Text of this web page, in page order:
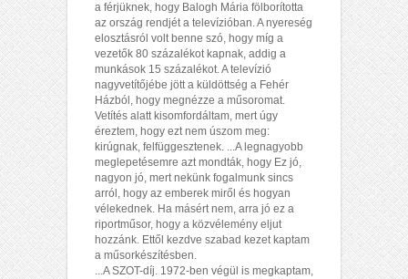
a férjüknek, hogy Balogh Mária fölborította
az ország rendjét a televízióban. A nyereség
elosztásról volt benne szó, hogy míg a
vezetők 80 százalékot kapnak, addig a
munkások 15 százalékot. A televízió
nagyvetítőjébe jött a küldöttség a Fehér
Házból, hogy megnézze a műsoromat.
Vetítés alatt kisomfordáltam, mert úgy
éreztem, hogy ezt nem úszom meg:
kirúgnak, felfüggesztenek. ...A legnagyobb
meglepetésemre azt mondták, hogy Ez jó,
nagyon jó, mert nekünk fogalmunk sincs
arról, hogy az emberek miről és hogyan
vélekednek. Ha másért nem, arra jó ez a
riportműsor, hogy a közvélemény eljut
hozzánk. Ettől kezdve szabad kezet kaptam
a műsorkészítésben.
...A SZOT-díj. 1972-ben végül is megkaptam,